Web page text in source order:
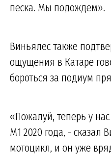
песка. Мы подождем».
Виньялес также
ощущения в Катаре
бороться за подиум
«Пожалуй, теперь у
M1 2020 года, - сказал
мотоцикл, и он уже